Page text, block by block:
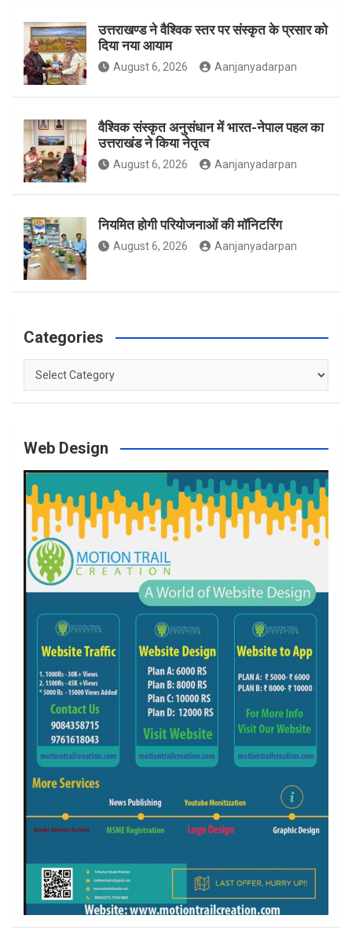
k
m
उत्तराखण्ड ने वैश्विक स्तर पर संस्कृत के प्रसार को
दिया नया आयाम
August 6, 2026 Aanjanyadarpan
वैश्विक संस्कृत अनुसंधान में भारत-नेपाल पहल का
उत्तराखंड ने किया नेतृत्व
August 6, 2026 Aanjanyadarpan
नियमित होगी परियोजनाओं की मॉनिटरिंग
August 6, 2026 Aanjanyadarpan
Categories
Categories
Web Design